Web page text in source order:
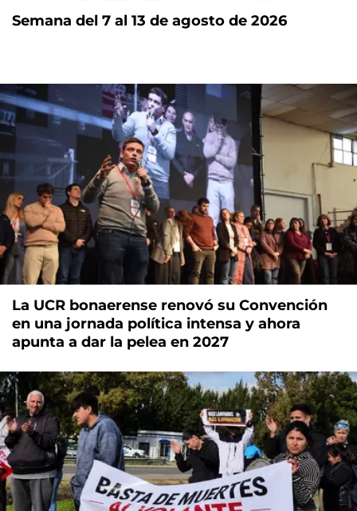
Semana del 7 al 13 de agosto de 2026
La UCR bonaerense renovó su Convención
en una jornada política intensa y ahora
apunta a dar la pelea en 2027